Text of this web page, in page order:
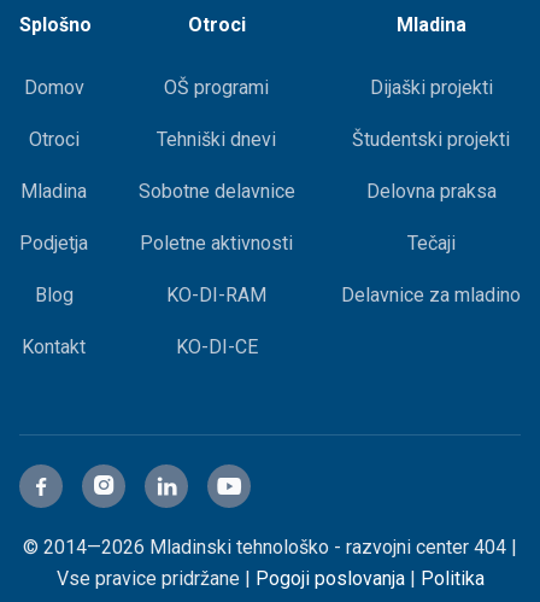
Splošno
Domov
Otroci
Mladina
Podjetja
Blog
Kontakt
Otroci
OŠ programi
Tehniški dnevi
Sobotne delavnice
Poletne aktivnosti
KO-DI-RAM
KO-DI-CE
Mladina
Dijaški projekti
Študentski projekti
Delovna praksa
Tečaji
Delavnice za mladino
© 2014—2026 Mladinski tehnološko - razvojni center 404 |
Vse pravice pridržane | Pogoji poslovanja| Politika
   